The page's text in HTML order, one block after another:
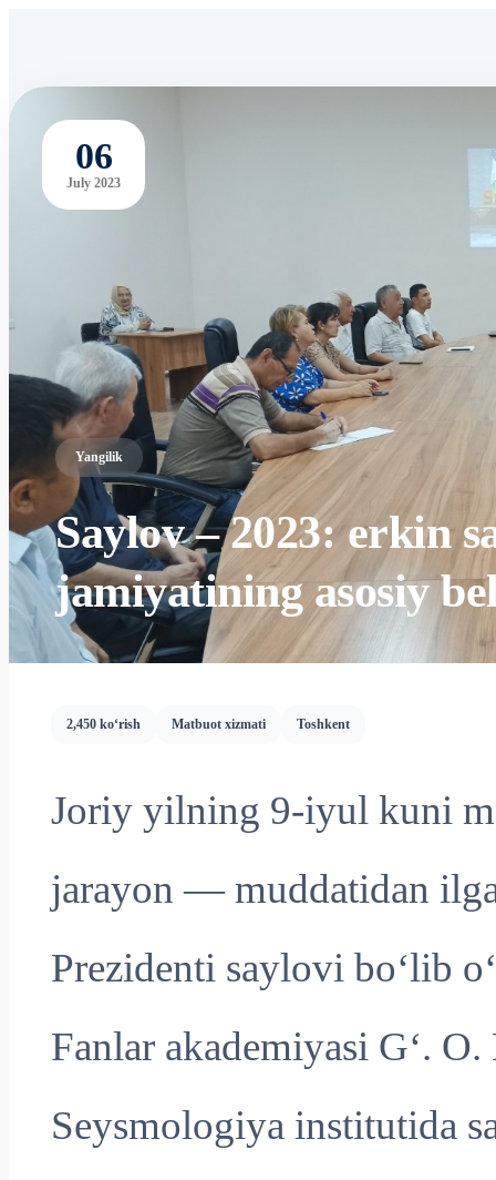
06
July 2023
Yangilik
Saylov – 2023: erkin
jamiyatining asosiy
2,450 ko‘rish Matbuot xizmati Toshkent
Joriy yilning 9-iyul kuni
jarayon — muddatidan
Prezidenti saylovi bo‘lib
Fanlar akademiyasi G‘.
Seysmologiya institutida